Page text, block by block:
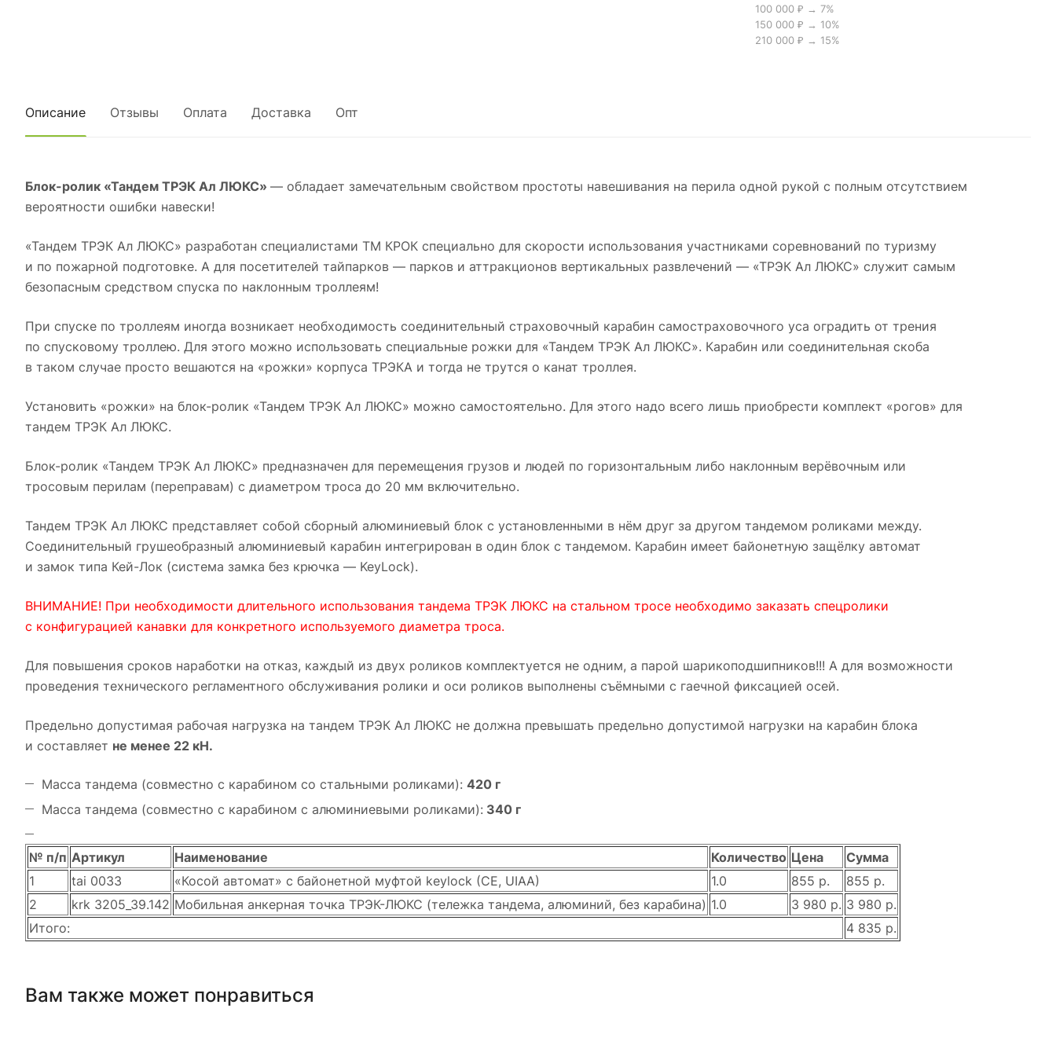
100 000 ₽ → 7%
150 000 ₽ → 10%
210 000 ₽ → 15%
Описание Отзывы Оплата Доставка Опт
Блок-ролик «Тандем ТРЭК Ал ЛЮКС» — обладает замечательным свойством простоты навешивания на перила одной рукой с полным отсутствием
вероятности ошибки навески!
«Тандем ТРЭК Ал ЛЮКС» разработан специалистами ТМ КРОК специально для скорости использования участниками соревнований по туризму
и по пожарной подготовке. А для посетителей тайпарков — парков и аттракционов вертикальных развлечений — «ТРЭК Ал ЛЮКС» служит самым
безопасным средством спуска по наклонным троллеям!
При спуске по троллеям иногда возникает необходимость соединительный страховочный карабин самостраховочного уса оградить от трения
по спусковому троллею. Для этого можно использовать специальные рожки для «Тандем ТРЭК Ал ЛЮКС». Карабин или соединительная скоба
в таком случае просто вешаются на «рожки» корпуса ТРЭКА и тогда не трутся о канат троллея.
Установить «рожки» на блок-ролик «Тандем ТРЭК Ал ЛЮКС» можно самостоятельно. Для этого надо всего лишь приобрести комплект «рогов» для
тандем ТРЭК Ал ЛЮКС.
Блок-ролик «Тандем ТРЭК Ал ЛЮКС» предназначен для перемещения грузов и людей по горизонтальным либо наклонным верёвочным или
тросовым перилам (переправам) с диаметром троса до 20 мм включительно.
Тандем ТРЭК Ал ЛЮКС представляет собой сборный алюминиевый блок с установленными в нём друг за другом тандемом роликами между.
Соединительный грушеобразный алюминиевый карабин интегрирован в один блок с тандемом. Карабин имеет байонетную защёлку автомат
и замок типа Кей-Лок (система замка без крючка — KeyLock).
ВНИМАНИЕ! При необходимости длительного использования тандема ТРЭК ЛЮКС на стальном тросе необходимо заказать спецролики
с конфигурацией канавки для конкретного используемого диаметра троса.
Для повышения сроков наработки на отказ, каждый из двух роликов комплектуется не одним, а парой шарикоподшипников!!! А для возможности
проведения технического регламентного обслуживания ролики и оси роликов выполнены съёмными с гаечной фиксацией осей.
Предельно допустимая рабочая нагрузка на тандем ТРЭК Ал ЛЮКС не должна превышать предельно допустимой нагрузки на карабин блока
и составляет не менее 22 кН.
Масса тандема (совместно с карабином со стальными роликами): 420 г
Масса тандема (совместно с карабином с алюминиевыми роликами): 340 г
№ п/п Артикул Наименование Количество Цена
Сумма
1
tai 0033 «Косой автомат» с байонетной муфтой keylock (CE, UIAA) 1.0 855 р.
855 р.
2
krk 3205_39.142 Мобильная анкерная точка ТРЭК-ЛЮКС (тележка тандема, алюминий, без карабина) 1.0 3 980 р. 3 980 р.
Итого:
4 835 р.
Вам также может понравиться